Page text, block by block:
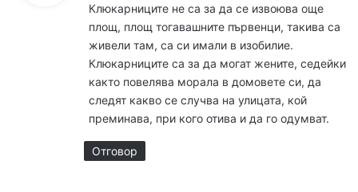
а
:
Клюкарниците не са за да се извоюва още
площ, площ тогавашните първенци, такива са
живели там, са си имали в изобилие.
Клюкарниците са за да могат жените, седейки
както повелява морала в домовете си, да
следят какво се случва на улицата, кой
преминава, при кого отива и да го одумват.
Отговор